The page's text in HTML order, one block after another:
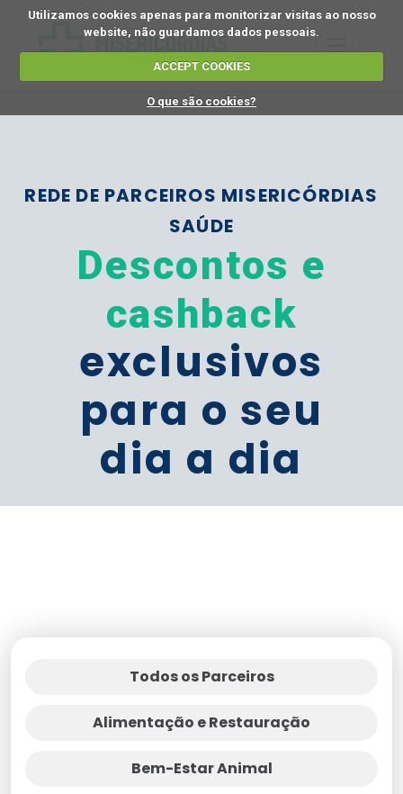
Utilizamos cookies apenas para monitorizar visitas ao nosso
website, não guardamos dados pessoais.
ACCEPT COOKIES
O que são cookies?
REDE DE PARCEIROS MISERICÓRDIAS
SAÚDE
Descontos e
cashback
exclusivos
para o seu
dia a dia
Todos os Parceiros
Alimentação e Restauração
Bem-Estar Animal